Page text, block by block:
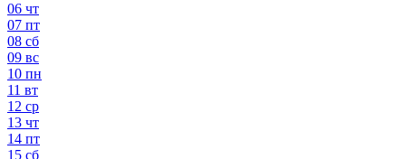
06 чт
07 пт
08 сб
09 вс
10 пн
11 вт
12 ср
13 чт
14 пт
15 сб